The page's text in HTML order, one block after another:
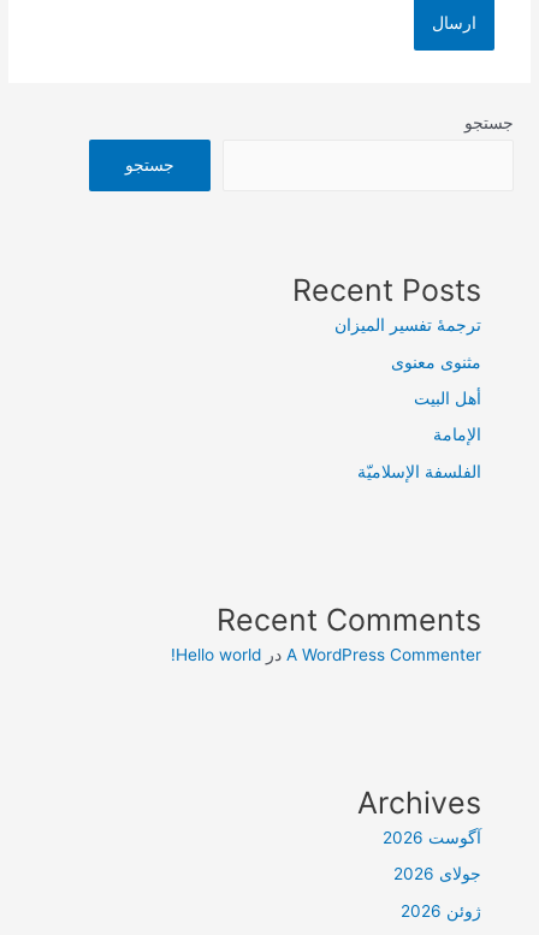
جستجو
جستجو
Recent Posts
ترجمۀ تفسیر المیزان
مثنوی معنوی
أهل البيت
الإمامة
الفلسفة الإسلاميّة
Recent Comments
A WordPress Commenter درHello world!
Archives
آگوست 2026
جولای 2026
ژوئن 2026